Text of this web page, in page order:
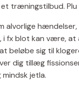
træningstilbud.
alvorlige
fx blot kan være, at
beløbe sig til
dig tillæg
jetla.